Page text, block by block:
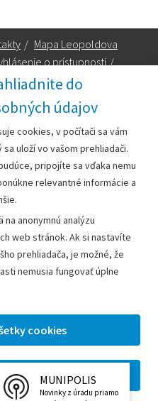
do
údajov
cookies, v počítači sa vám
uloží vo vašom prehliadači.
pripojíte sa vďaka nemu
relevantné informácie a
anonymnú analýzu
web stránok. Ak si nastavíte
prehliadača, je možné, že
nemusia fungovať úplne
/ Mapa Leopoldova
o prístupnosti /
1818/2A
|
Nastavenia cookies
MUNIPOLIS
Novinky z úradu priamo